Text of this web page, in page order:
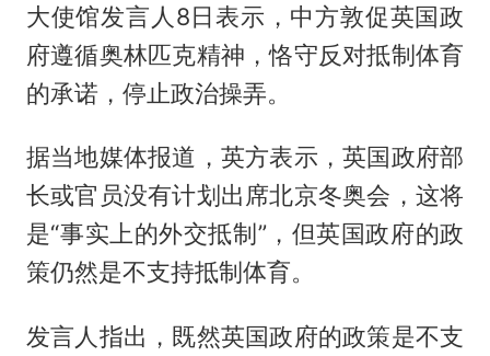
大使馆发言人8日表示，中方敦促英国政
府遵循奥林匹克精神，恪守反对抵制体育
的承诺，停止政治操弄。
据当地媒体报道，英方表示，英国政府部
长或官员没有计划出席北京冬奥会，这将
是“事实上的外交抵制”，但英国政府的政
策仍然是不支持抵制体育。
发言人指出，既然英国政府的政策是不支